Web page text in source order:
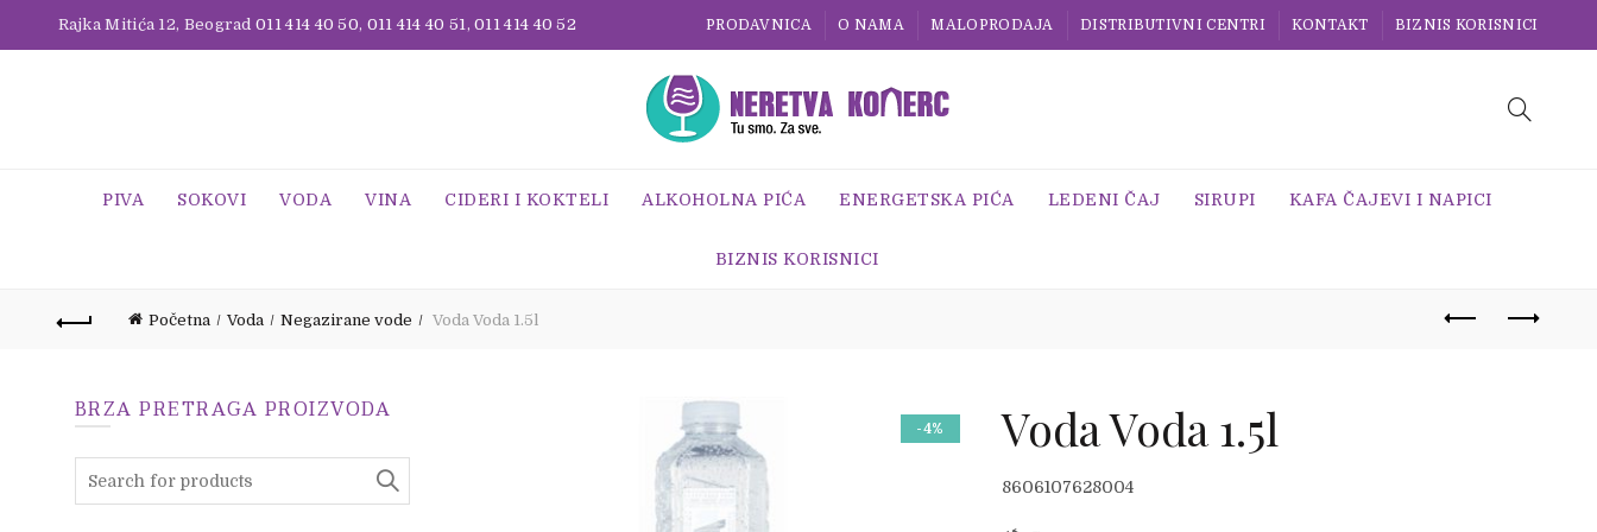
Rajka Mitića 12, Beograd011 414 40 50, 011 414 40 51,011 414 40 52 PRODAVNICA O NAMA MALOPRODAJA DISTRIBUTIVNI CENTRI KONTAKT BIZNIS KORISNICI
PIVA SOKOVI VODA VINA CIDERI I KOKTELI ALKOHOLNA PIĆA ENERGETSKA PIĆA LEDENI ČAJ SIRUPI KAFA ČAJEVI I NAPICI
BIZNIS KORISNICI
Početna Voda Negazirane vode Voda Voda 1.5l
-4% Voda Voda 1.5l
Originalna
Trenutna
8606107628004
BRZA PRETRAGA PROIZVODA